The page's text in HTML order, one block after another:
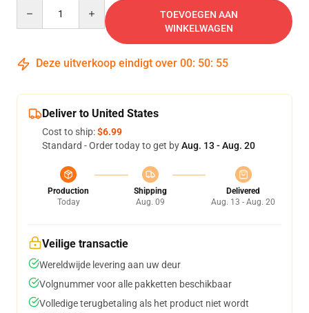
TOEVOEGEN AAN
WINKELWAGEN
Deze uitverkoop eindigt over 00: 50: 54
Deliver to United States
Cost to ship:$6.99
Standard - Order today to get byAug. 13 - Aug. 20
Production
Today
Shipping
Aug. 09
Delivered
Aug. 13 - Aug. 20
Veilige transactie
Wereldwijde levering aan uw deur
Volgnummer voor alle pakketten beschikbaar
Volledige terugbetaling als het product niet wordt